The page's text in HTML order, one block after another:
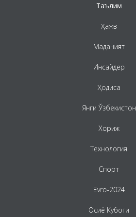
Таълим
Ҳажв
Маданият
Инсайдер
Ҳодиса
Янги Ўзбекистон
Хориж
Технология
Спорт
Evro-2024
Осиё Кубоги